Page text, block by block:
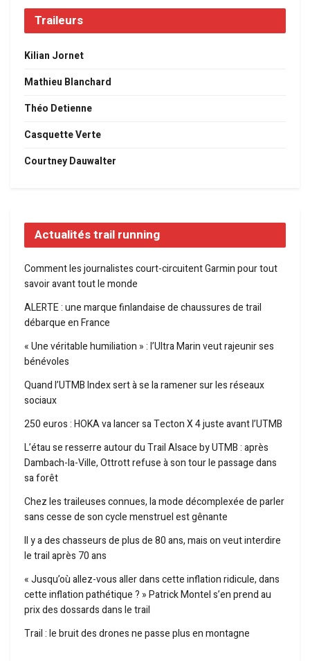
Traileurs
Kilian Jornet
Mathieu Blanchard
Théo Detienne
Casquette Verte
Courtney Dauwalter
Actualités trail running
Comment les journalistes court-circuitent Garmin pour tout
savoir avant tout le monde
ALERTE : une marque finlandaise de chaussures de trail
débarque en France
« Une véritable humiliation » : l’Ultra Marin veut rajeunir ses
bénévoles
Quand l’UTMB Index sert à se la ramener sur les réseaux
sociaux
250 euros : HOKA va lancer sa Tecton X 4 juste avant l’UTMB
L’étau se resserre autour du Trail Alsace by UTMB : après
Dambach-la-Ville, Ottrott refuse à son tour le passage dans
sa forêt
Chez les traileuses connues, la mode décomplexée de parler
sans cesse de son cycle menstruel est gênante
Il y a des chasseurs de plus de 80 ans, mais on veut interdire
le trail après 70 ans
« Jusqu’où allez-vous aller dans cette inflation ridicule, dans
cette inflation pathétique ? » Patrick Montel s’en prend au
prix des dossards dans le trail
Trail : le bruit des drones ne passe plus en montagne